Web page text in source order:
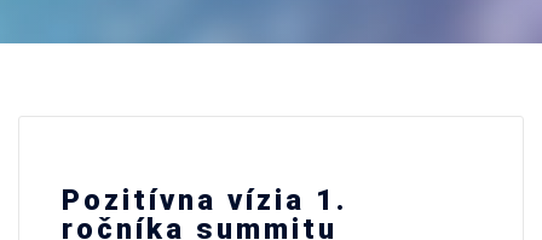
Pozitívna vízia 1.
ročníka summitu